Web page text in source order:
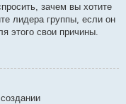
зачем вы хотите
лидера группы, если он
этого свои причины.